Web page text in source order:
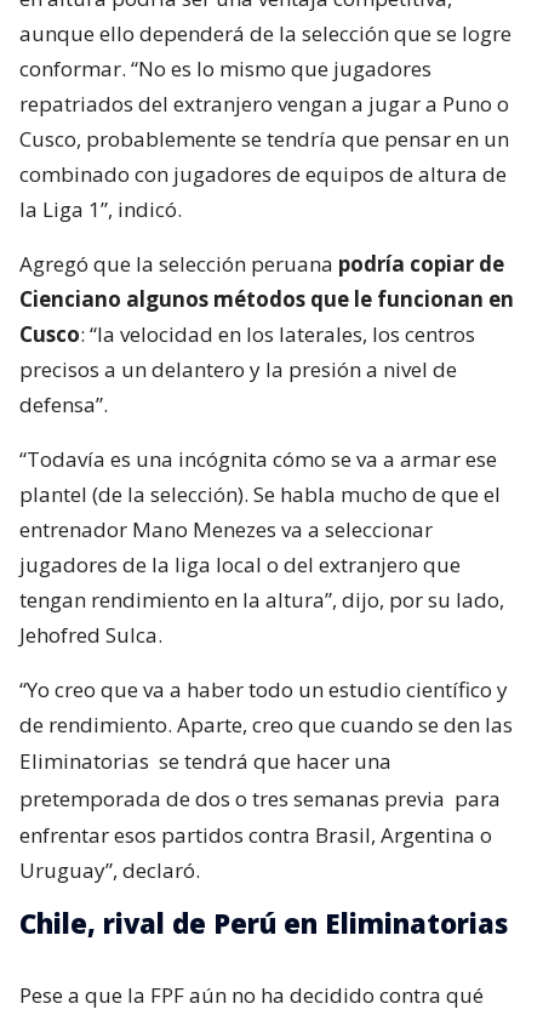
aunque ello dependerá de la selección que se logre
conformar. “No es lo mismo que jugadores
repatriados del extranjero vengan a jugar a Puno o
Cusco, probablemente se tendría que pensar en un
combinado con jugadores de equipos de altura de
la Liga 1”, indicó.
Agregó que la selección peruana podría copiar de
Cienciano algunos métodos que le funcionan en
Cusco: “la velocidad en los laterales, los centros
precisos a un delantero y la presión a nivel de
defensa”.
“Todavía es una incógnita cómo se va a armar ese
plantel (de la selección). Se habla mucho de que el
entrenador Mano Menezes va a seleccionar
jugadores de la liga local o del extranjero que
tengan rendimiento en la altura”, dijo, por su lado,
Jehofred Sulca.
“Yo creo que va a haber todo un estudio científico y
de rendimiento. Aparte, creo que cuando se den las
Eliminatorias se tendrá que hacer una
pretemporada de dos o tres semanas previa para
enfrentar esos partidos contra Brasil, Argentina o
Uruguay”, declaró.
Chile, rival de Perú en Eliminatorias
Pese a que la FPF aún no ha decidido contra qué